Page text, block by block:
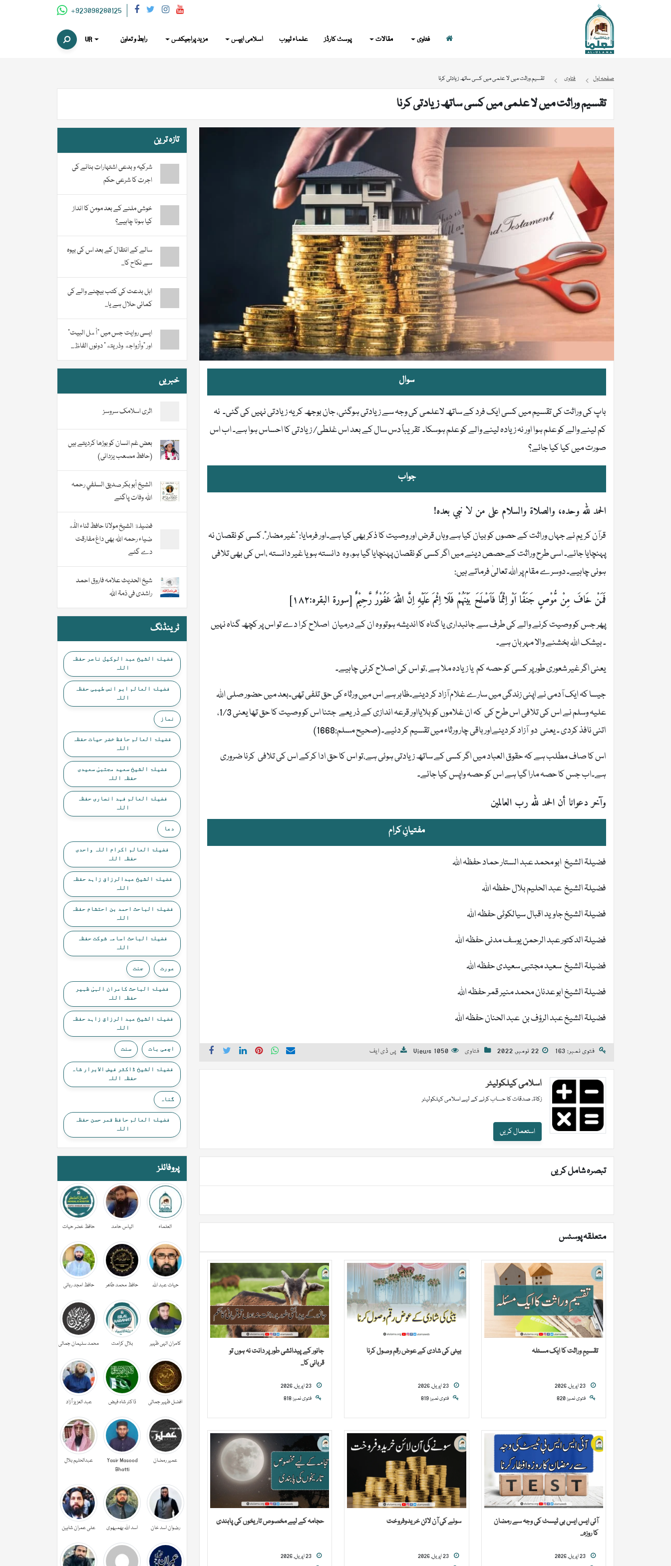
+923098280125
فتاوی مقالات پوسٹ کارڈز علماء ٹیوب اسلامی ایپس مزید پراجیکٹس رابط و تعاون UR
صفحہ اول فتاوی تقسیم وراثت میں لا علمی میں کسی ساتھ زیادتی کرنا
تقسیم وراثت میں لا علمی میں کسی ساتھ زیادتی کرنا
سوال
باپ کی وراثت کی تقسیم میں کسی ایک فرد کے ساتھ لاعلمی کی وجہ سے زیادتی ہوگئی، جان بوجھ کر یہ زیادتی نہیں کی گئی۔ نہ
کم لینے والے کو علم ہوا اور نہ زیادہ لینے والے کو علم ہوسکا۔ تقریباً دس سال کے بعد اس غلطی/ زیادتی کا احساس ہوا ہے۔ اب اس
صورت میں کیا کیا جائے؟
جواب
الحمد لله وحده، والصلاة والسلام على من لا نبي بعده!
قرآن کریم نے جہاں وراثت کے حصوں کو بیان کیا ہے وہاں قرض اور وصیت کا ذکر بھی کیا ہے۔اور فرمایا: “غیر مضار”. کسی کو نقصان نہ
پہنچایا جائے۔ اسی طرح وراثت کےحصص دینے میں اگر کسی کو نقصان پہنچایا گیا ہو، وہ دانستہ ہو یا غیر دانستہ ،اس کی بھی تلافی
ہونی چاہیے۔ دوسرے مقام پر اللہ تعالیٰ فرماتے ہیں:
فَمَنْ خَافَ مِنْ مُّوْصٍ جَنَفًا اَوْ اِثْمًا فَاَصْلَحَ بَیْنَهُمْ فَلَا اِثْمَ عَلَیْهِ اِنَّ اللّٰهَ غَفُوْرٌ رَّحِیْمٌ۠ [سورۃ البقرہ:۱۸۲]
پھر جس کو وصیت کرنے والے کی طرف سے جانبداری یا گناہ کا اندیشہ ہوتو وہ ان کے درمیان اصلاح کرا دے تو اس پر کچھ گناہ نہیں
۔ بیشک اللہ بخشنے والا مہربان ہے۔
یعنی اگر غیر شعوری طور پر کسی کو حصہ کم یا زیادہ ملا ہے ،تو اس کی اصلاح کرنی چاہیے۔
جیسا کہ ایک آدمی نے اپنی زندگی میں سارے غلام آزاد کر دیئے۔ظاہر ہے اس میں ورثاء کی حق تلفی تھی۔بعد میں حضور صلی اللہ
علیہ وسلم نے اس کی تلافی اس طرح کی کہ ان غلاموں کو بلایااور قرعہ اندازی کے ذریعے جتنا اس کو وصیت کا حق تھا یعنی 1/3،
اتنی نافذ کردی ۔ یعنی دو آزاد کر دیئےاور باقی چار ورثاء میں تقسیم کر دئیے۔ (صحیح مسلم:1668)
اس کا صاف مطلب ہے کہ حقوق العباد میں اگر کسی کے ساتھ زیادتی ہوئی ہے،تو اس کا حق ادا کرکے اس کی تلافی کرنا ضروری
ہے۔اب جس کا حصہ مارا گیا ہے اس کو حصہ واپس کیا جائے۔
وآخر دعوانا أن الحمد لله رب العالمين
مفتیانِ کرام
فضیلۃ الشیخ ابو محمد عبد الستار حماد حفظہ اللہ
فضیلۃ الشیخ عبد الحلیم بلال حفظہ اللہ
فضیلۃ الشیخ جاوید اقبال سیالکوٹی حفظہ اللہ
فضیلۃ الدکتور عبد الرحمن یوسف مدنی حفظہ اللہ
فضیلۃ الشیخ سعید مجتبی سعیدی حفظہ اللہ
فضیلۃ الشیخ ابو عدنان محمد منیر قمر حفظہ اللہ
فضیلۃ الشیخ عبد الرؤف بن عبد الحنان حفظہ اللہ
فتوی نمبر: 163 22 نومبر, 2022 فتاوی 1050 Views پی ڈی ایف
اسلامی کیلکولیٹر
زکاۃ، صدقات کا حساب کرنے کے لیے اسلامی کیلکولیٹر
استعمال کریں
تبصرہ شامل کریں
متعلقہ پوسٹس
تقسیمِ وراثت کا ایک مسئلہ
فتوی نمبر: 820
بیٹی کی شادی کے عوض رقم وصول کرنا
23 اپریل, 2026
فتوی نمبر: 819
جانور کے پیدائشی طور پر دانت نہ ہوں تو
قربانی کا...
فتوی نمبر: 818
آئی ایس ایس بی ٹیسٹ کی وجہ سے رمضان
کا روزہ...
سونے کی آن لائن خریدوفروخت
23 اپریل, 2026
حجامہ کے لیے مخصوص تاریخوں کی پابندی
تازہ ترین
شرکیہ و بدعی اشتہارات بنانے کی
اجرت کا شرعی حکم
خوشی ملنے کے بعد مومن کا انداز
کیا ہونا چاہیے؟
سالے کے انتقال کے بعد اس کی بیوہ
سے نکاح کا...
اہل بدعت کی کتب بیچنے والے کی
کمائی حلال ہے یا...
ایسی روایت جس میں “أهل البيت”
اور “وأزواجه وذريته” دونوں الفاظ...
خبریں
اثری اسلامک سروسز
بعض غم انسان کو بوڑھا کردیتے ہیں
(حافظ مصعب یزدانی)
الشيخ أبو بكر صديق السلفي رحمہ
اللہ وفات پاگئے
فضیلة الشيخ مولانا حافظ ثناء اللّٰه
ضیاء رحمہ اللہ بھی داغ مفارقت
دے گئے
شیخ الحدیث علامہ فاروق احمد
راشدی فی ذمۃ اللہ
ٹرینڈنگ
فضیلۃ الشیخ عبد الوکیل ناصر حفظہ
اللہ
فضیلۃ العالم ابو انس طیبی حفظہ
اللہ
نماز
فضیلۃ العالم حافظ خضر حیات حفظہ
اللہ
فضیلۃ الشیخ سعید مجتبیٰ سعیدی
حفظہ اللہ
فضیلۃ العالم فہد انصاری حفظہ
اللہ
دعا
فضیلۃ العالم اکرام اللہ واحدی
حفظہ اللہ
فضیلۃ الشیخ عبدالرزاق زاہد حفظہ
اللہ
فضیلۃ الباحث احمد بن احتشام حفظہ
اللہ
فضیلۃ الباحث اسامہ شوکت حفظہ
اللہ
عورت جنت
فضیلۃ الباحث کامران الہیٰ ظہیر
حفظہ اللہ
فضیلۃ الشیخ عبد الرزاق زاہد حفظہ
اللہ
اچھی بات سنت
فضیلۃ الشیخ ڈاکٹر فیض الابرار شاہ
حفظہ اللہ
گناہ
فضیلۃ العالم حافظ قمر حسن حفظہ
اللہ
پروفائلز
العلماء الیاس حامد حافظ خضر حیات
حیات عبد اللہ حافظ محمد طاھر حافظ امجد ربانی
کامران الہی ظہیر بلال کرامت محمد سلیمان جمالی
افضل ظہیر جمالی ڈاکٹر شاہ فیض عبد العزیز آزاد
عمیر رمضان
Yasir Masood
Bhatti
عبدالحليم بلال
رضوان اسد خان اسد اللہ بھمبھوی علی عمران شاہین